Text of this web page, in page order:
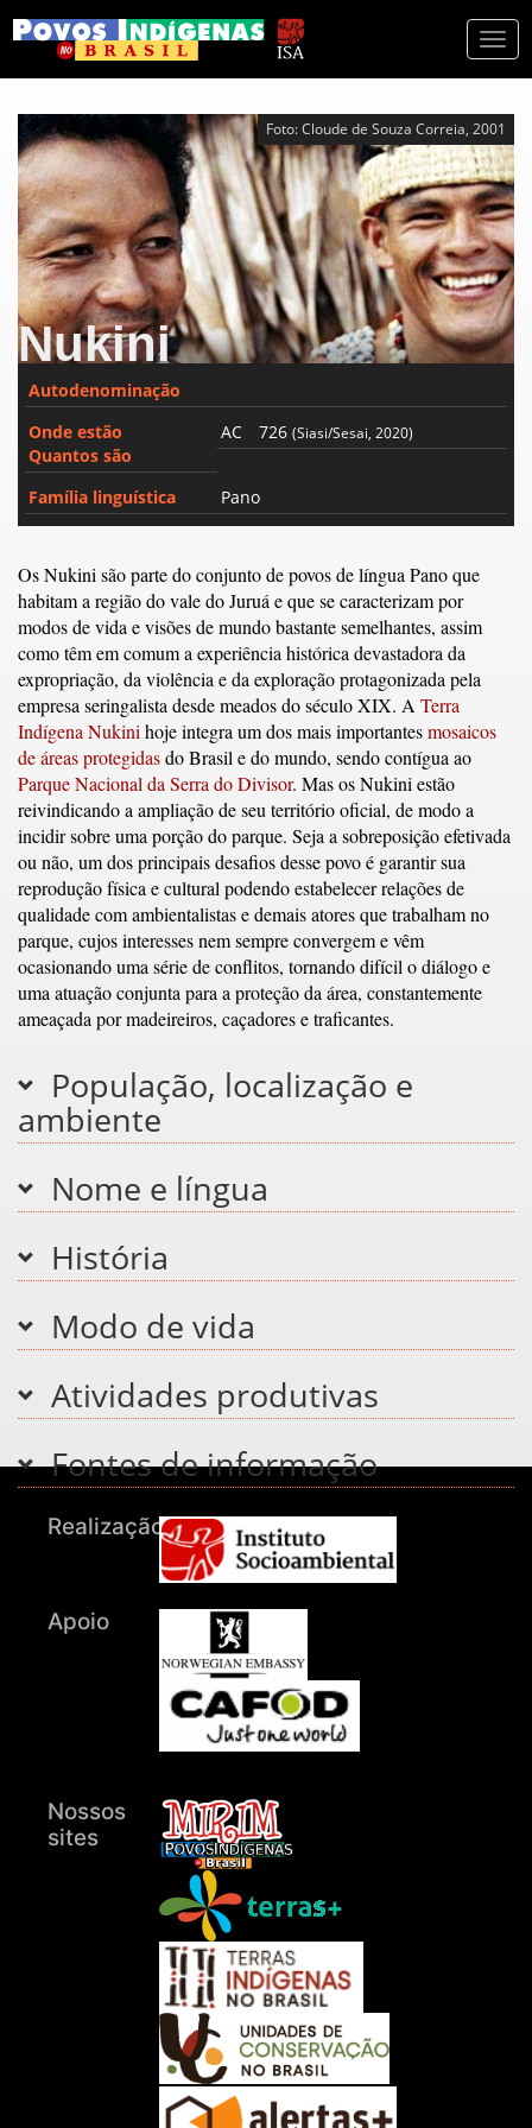
Foto: Cloude de Souza Correia, 2001
Nukini
Autodenominação
Onde estão
Quantos são
AC 726(Siasi/Sesai, 2020)
Família linguística Pano
Os Nukini são parte do conjunto de povos de língua Pano que
habitam a região do vale do Juruá e que se caracterizam por
modos de vida e visões de mundo bastante semelhantes, assim
como têm em comum a experiência histórica devastadora da
expropriação, da violência e da exploração protagonizada pela
empresa seringalista desde meados do século XIX. ATerra
Indígena Nukinihoje integra um dos mais importantesmosaicos
de áreas protegidasdo Brasil e do mundo, sendo contígua ao
Parque Nacional da Serra do Divisor. Mas os Nukini estão
reivindicando a ampliação de seu território oficial, de modo a
incidir sobre uma porção do parque. Seja a sobreposição efetivada
ou não, um dos principais desafios desse povo é garantir sua
reprodução física e cultural podendo estabelecer relações de
qualidade com ambientalistas e demais atores que trabalham no
parque, cujos interesses nem sempre convergem e vêm
ocasionando uma série de conflitos, tornando difícil o diálogo e
uma atuação conjunta para a proteção da área, constantemente
ameaçada por madeireiros, caçadores e traficantes.
População, localização e
ambiente
Nome e língua
História
Modo de vida
Atividades produtivas
Fontes de informação